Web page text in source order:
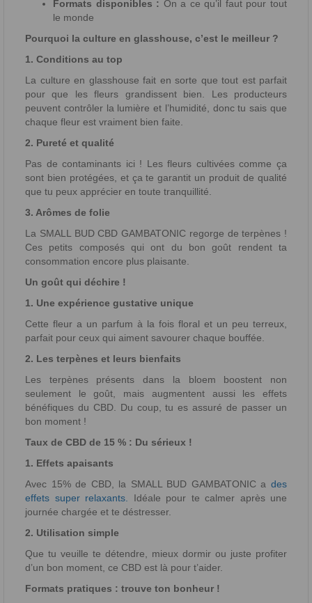
Formats disponibles : On a ce qu’il faut pour tout
le monde
Pourquoi la culture en glasshouse, c’est le meilleur ?
1. Conditions au top
La culture en glasshouse fait en sorte que tout est parfait
pour que les fleurs grandissent bien. Les producteurs
peuvent contrôler la lumière et l’humidité, donc tu sais que
chaque fleur est vraiment bien faite.
2. Pureté et qualité
Pas de contaminants ici ! Les fleurs cultivées comme ça
sont bien protégées, et ça te garantit un produit de qualité
que tu peux apprécier en toute tranquillité.
3. Arômes de folie
La SMALL BUD CBD GAMBATONIC regorge de terpènes !
Ces petits composés qui ont du bon goût rendent ta
consommation encore plus plaisante.
Un goût qui déchire !
1. Une expérience gustative unique
Cette fleur a un parfum à la fois floral et un peu terreux,
parfait pour ceux qui aiment savourer chaque bouffée.
2. Les terpènes et leurs bienfaits
Les terpènes présents dans la bloem boostent non
seulement le goût, mais augmentent aussi les effets
bénéfiques du CBD. Du coup, tu es assuré de passer un
bon moment !
Taux de CBD de 15 % : Du sérieux !
1. Effets apaisants
Avec 15% de CBD, la SMALL BUD GAMBATONIC a des
effets super relaxants.
Idéale pour te calmer après une
journée chargée et te déstresser.
2. Utilisation simple
Que tu veuille te détendre, mieux dormir ou juste profiter
d’un bon moment, ce CBD est là pour t’aider.
Formats pratiques : trouve ton bonheur !